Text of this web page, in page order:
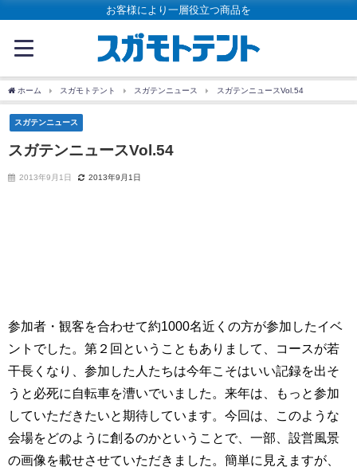
お客様により一層役立つ商品を
ホーム スガモトテント スガテンニュース スガテンニュースVol.54
スガテンニュース
スガテンニュースVol.54
2013年9月1日 2013年9月1日
参加者・観客を合わせて約1000名近くの方が参加したイベ
ントでした。第２回ということもありまして、コースが若
干長くなり、参加した人たちは今年こそはいい記録を出そ
うと必死に自転車を漕いでいました。来年は、もっと参加
していただきたいと期待しています。今回は、このような
会場をどのように創るのかということで、一部、設営風景
の画像を載せさせていただきました。簡単に見えますが、